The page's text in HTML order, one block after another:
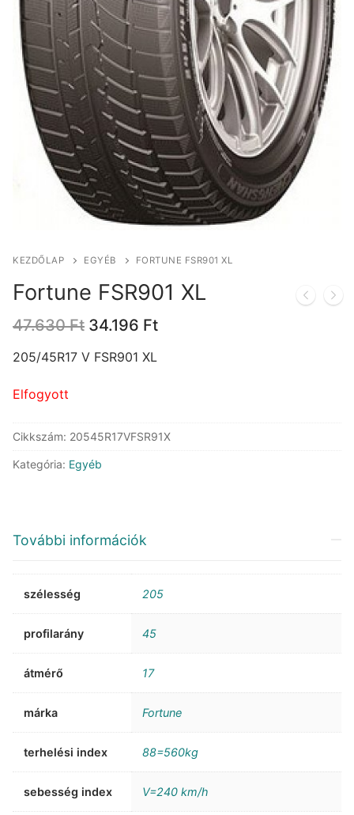
KEZDŐLAP EGYÉB FORTUNE FSR901 XL
Fortune FSR901 XL
47.630Ft Original
was:
34.196 FtCurrent
205/45R17 V FSR901 XL
Elfogyott
Cikkszám: 20545R17VFSR91X
Kategória: Egyéb
További információk
szélesség 205
profilarány 45
átmérő 17
márka Fortune
terhelési index 88=560kg
sebesség index V=240 km/h